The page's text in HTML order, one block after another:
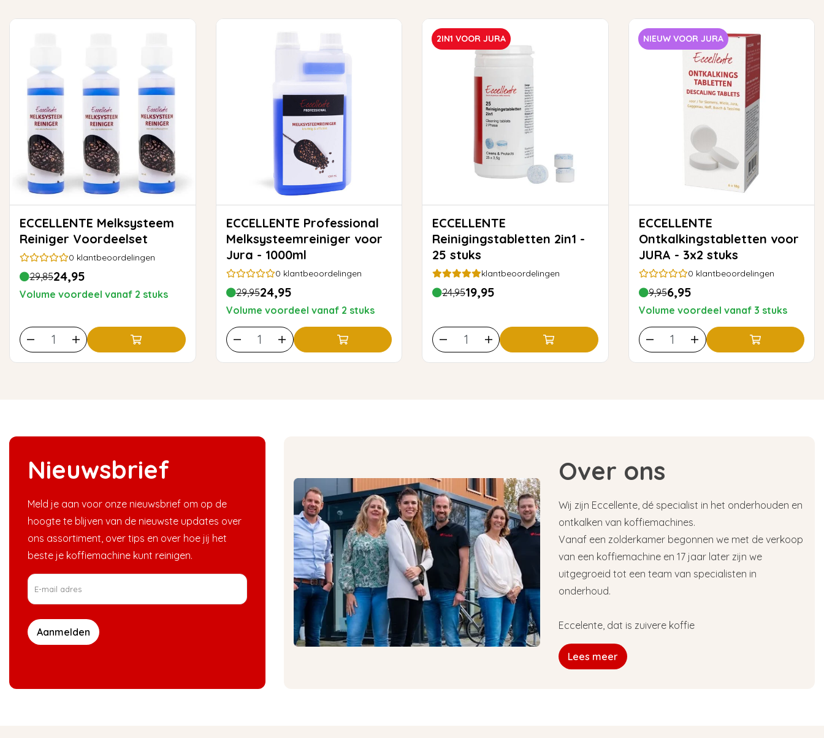
ECCELLENTE Melksysteem
Reiniger Voordeelset
0 klantbeoordelingen
29,8524,95
Volume voordeel vanaf 2 stuks
ECCELLENTE Professional
Melksysteemreiniger voor
Jura - 1000ml
0 klantbeoordelingen
29,9524,95
Volume voordeel vanaf 2 stuks
2IN1 VOOR JURA
ECCELLENTE
Reinigingstabletten 2in1 -
25 stuks
klantbeoordelingen
24,9519,95
NIEUW VOOR JURA
ECCELLENTE
Ontkalkingstabletten voor
JURA - 3x2 stuks
0 klantbeoordelingen
9,956,95
Volume voordeel vanaf 3 stuks
Nieuwsbrief
Meld je aan voor onze nieuwsbrief om op de
hoogte te blijven van de nieuwste updates over
ons assortiment, over tips en over hoe jij het
beste je koffiemachine kunt reinigen.
Aanmelden
Over ons
Wij zijn Eccellente, dé specialist in het onderhouden en
ontkalken van koffiemachines.
Vanaf een zolderkamer begonnen we met de verkoop
van een koffiemachine en 17 jaar later zijn we
uitgegroeid tot een team van specialisten in
onderhoud.
Eccelente, dat is zuivere koffie
Lees meer